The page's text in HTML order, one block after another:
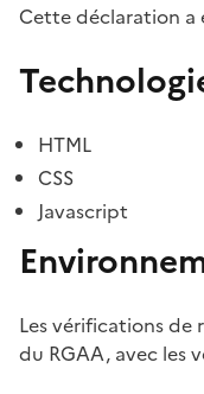
Cette déclaration a
HTML
CSS
Javascript
Les vérifications de
du RGAA, avec les